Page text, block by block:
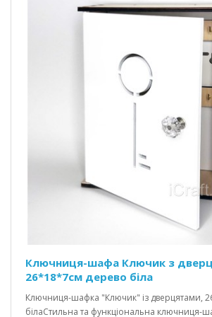
Ключниця-шафа Ключик з
26*18*7см дерево біла
Ключниця-шафка "Ключик" із дверцятами,
білаСтильна та функціональна ключниця-